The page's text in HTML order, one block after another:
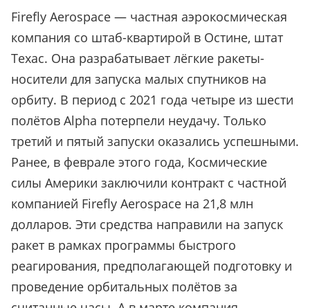
Firefly Aerospace — частная аэрокосмическая
компания со штаб-квартирой в Остине, штат
Техас. Она разрабатывает лёгкие ракеты-
носители для запуска малых спутников на
орбиту. В период с 2021 года четыре из шести
полётов Alpha потерпели неудачу. Только
третий и пятый запуски оказались успешными.
Ранее, в феврале этого года, Космические
силы Америки заключили контракт с частной
компанией Firefly Aerospace на 21,8 млн
долларов. Эти средства направили на запуск
ракет в рамках программы быстрого
реагирования, предполагающей подготовку и
проведение орбитальных полётов за